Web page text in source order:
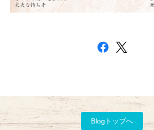
Blogトップへ